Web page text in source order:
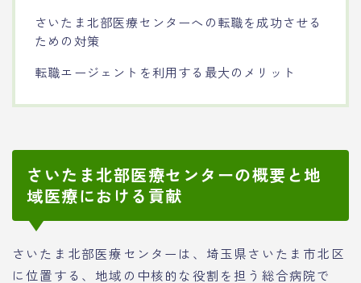
さいたま北部医療センターへの転職を成功させる
ための対策
転職エージェントを利用する最大のメリット
さいたま北部医療センターの概要と地
域医療における貢献
さいたま北部医療センターは、埼玉県さいたま市北区
に位置する、地域の中核的な役割を担う総合病院で